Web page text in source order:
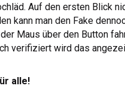
Auf den ersten Blick
kann man den Fake
Maus über den Button
verifiziert wird das
alle!